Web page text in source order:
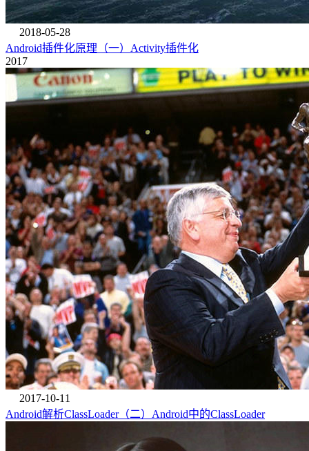
2018-05-28
Android插件化原理（一）Activity插件化
2017
2017-10-11
Android解析ClassLoader（二）Android中的ClassLoader